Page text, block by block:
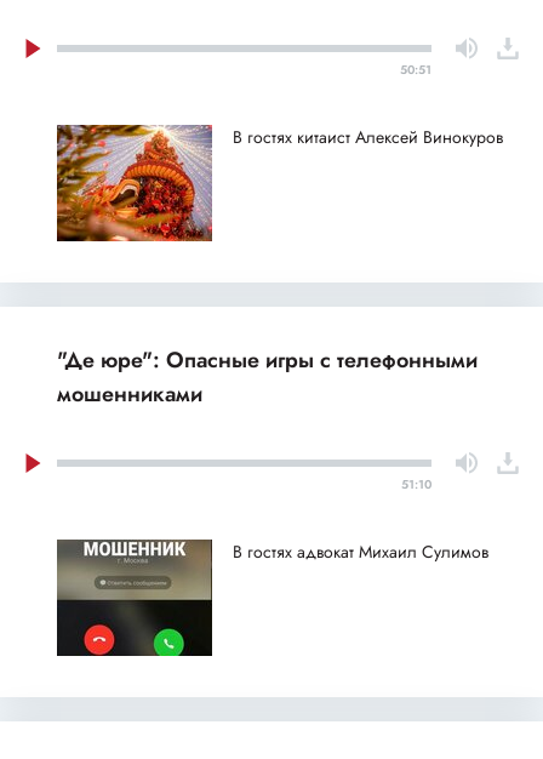
50:51
В гостях китаист Алексей Винокуров
"Де юре": Опасные игры с телефонными
мошенниками
51:10
В гостях адвокат Михаил Сулимов